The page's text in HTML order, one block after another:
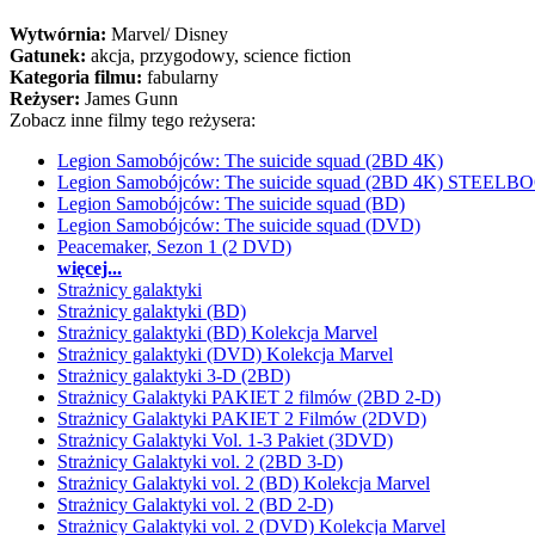
Wytwórnia: Marvel/ Disney
Gatunek: akcja, przygodowy, science fiction
Kategoria filmu: fabularny
Reżyser: James Gunn
Zobacz inne filmy tego reżysera:
Legion Samobójców: The suicide squad (2BD 4K)
Legion Samobójców: The suicide squad (2BD 4K)
Legion Samobójców: The suicide squad (BD)
Legion Samobójców: The suicide squad (DVD)
Peacemaker, Sezon 1 (2 DVD)
więcej...
Strażnicy galaktyki
Strażnicy galaktyki (BD)
Strażnicy galaktyki (BD) Kolekcja Marvel
Strażnicy galaktyki (DVD) Kolekcja Marvel
Strażnicy galaktyki 3-D (2BD)
Strażnicy Galaktyki PAKIET 2 filmów (2BD 2-D)
Strażnicy Galaktyki PAKIET 2 Filmów (2DVD)
Strażnicy Galaktyki Vol. 1-3 Pakiet (3DVD)
Strażnicy Galaktyki vol. 2 (2BD 3-D)
Strażnicy Galaktyki vol. 2 (BD) Kolekcja Marvel
Strażnicy Galaktyki vol. 2 (BD 2-D)
Strażnicy Galaktyki vol. 2 (DVD) Kolekcja Marvel